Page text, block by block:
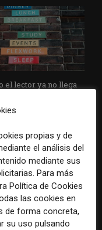
el lector ya no llega
sus rutinas
propias y de
el análisis del
mediante sus
Para más
Política de Cookies
las cookies en
de forma concreta,
su uso pulsando